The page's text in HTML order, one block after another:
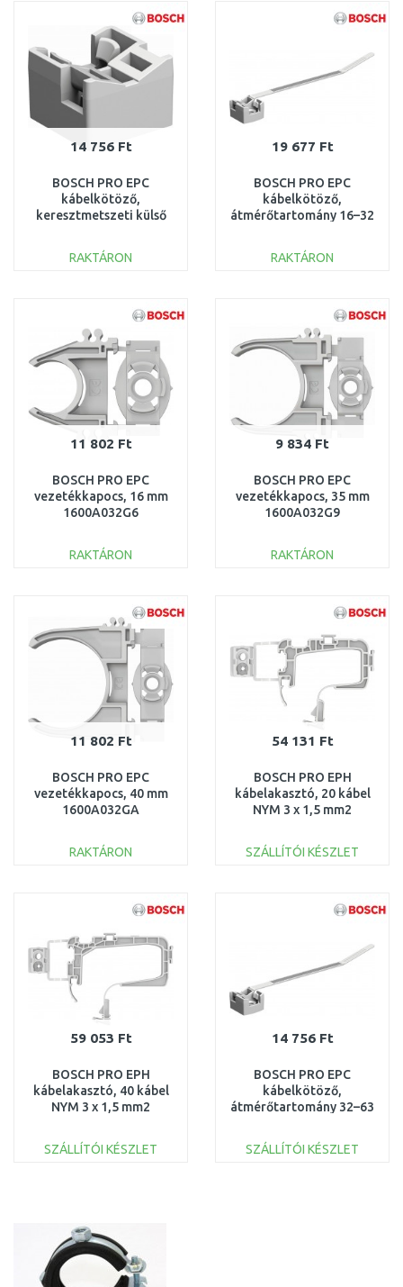
Összehasonlítás Összehasonlítás
14 756 Ft
BOSCH PRO EPC
kábelkötöző,
keresztmetszeti külső
1600A032GF
RAKTÁRON
Összehasonlítás
19 677 Ft
BOSCH PRO EPC
kábelkötöző,
átmérőtartomány 16–32
RAKTÁRON
Összehasonlítás
11 802 Ft
BOSCH PRO EPC
vezetékkapocs, 16 mm
1600A032G6
RAKTÁRON
Összehasonlítás
9 834 Ft
BOSCH PRO EPC
vezetékkapocs, 35 mm
1600A032G9
RAKTÁRON
Összehasonlítás
11 802 Ft
BOSCH PRO EPC
vezetékkapocs, 40 mm
1600A032GA
RAKTÁRON
Összehasonlítás
54 131 Ft
BOSCH PRO EPH
kábelakasztó, 20 kábel
NYM 3 x 1,5 mm2
SZÁLLÍTÓI KÉSZLET
Összehasonlítás
59 053 Ft
BOSCH PRO EPH
kábelakasztó, 40 kábel
NYM 3 x 1,5 mm2
SZÁLLÍTÓI KÉSZLET
14 756 Ft
BOSCH PRO EPC
kábelkötöző,
átmérőtartomány 32–63
SZÁLLÍTÓI KÉSZLET